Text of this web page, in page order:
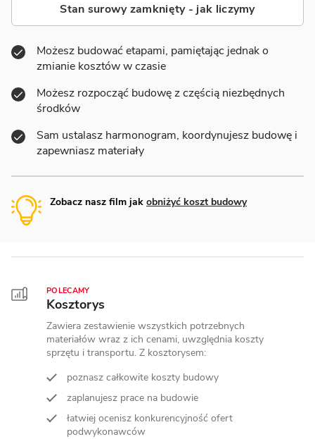
Stan surowy zamknięty - jak liczymy
Możesz budować etapami, pamiętając jednak o
zmianie kosztów w czasie
Możesz rozpocząć budowę z częścią niezbędnych
środków
Sam ustalasz harmonogram, koordynujesz budowę i
zapewniasz materiały
Zobacz nasz film jak obniżyć koszt budowy
POLECAMY
Kosztorys
Zawiera zestawienie wszystkich potrzebnych
materiałów wraz z ich cenami, uwzględnia koszty
sprzętu i transportu. Z kosztorysem:
poznasz całkowite koszty budowy
zaplanujesz prace na budowie
łatwiej ocenisz konkurencyjność ofert
podwykonawców